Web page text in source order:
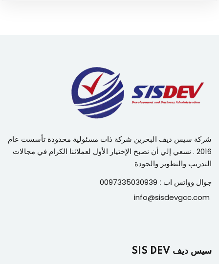
شركة سيس ديف البحرين شركة ذات مسئولية محدودة تأسست عام
2016 . نسعي إلي أن نصبح الإختيار الأول لعملائنا الكرام في مجالات
التدريب والتطوير والجودة
جوال وواتس اب :
info@sisdevgcc.com
سيس ديف SIS DEV